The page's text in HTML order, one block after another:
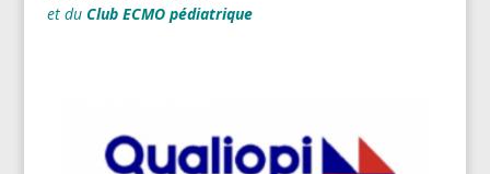
et du Club ECMO pédiatrique